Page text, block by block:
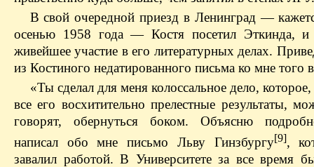
В свой очередной приезд в Ленинград —
осенью 1958 года — Костя посетил Эткинда, и
живейшее участие в его литературных делах.
из Костиного недатированного письма ко мне того
«Ты сделал для меня колоссальное дело,
все его восхитительно прелестные результаты,
говорят, обернуться боком. Объясню
написал обо мне письмо Льву Гинзбургу[9],
завалил работой. В Университете за все время